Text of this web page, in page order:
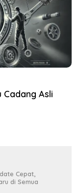
Asli
Cepat,
di Semua